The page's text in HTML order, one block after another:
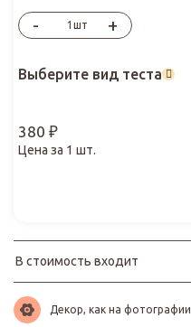
- шт +
Выберите вид теста
380 ₽
Цена за 1 шт.
В стоимость входит
Декор, как на фотографии